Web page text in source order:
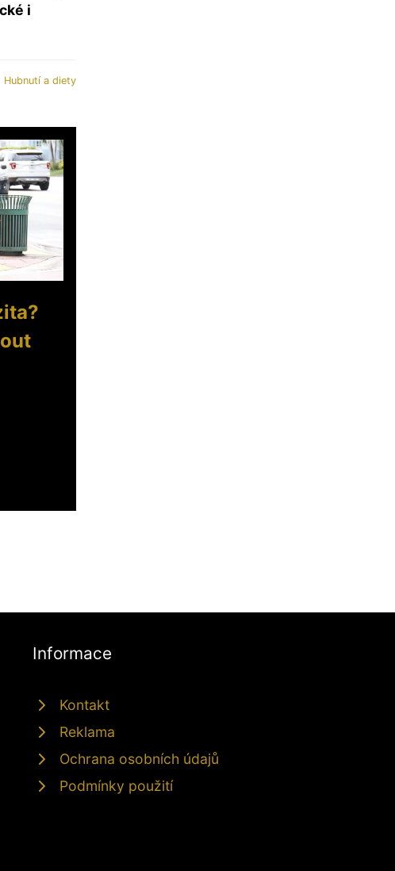
i
Hubnutí a diety
Informace
Kontakt
Reklama
Ochrana osobních údajů
Podmínky použití